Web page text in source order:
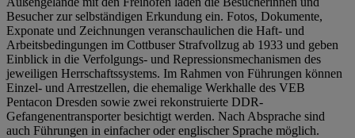
Besucher zur selbständigen Erkundung ein. Fotos, Dokumente,
Exponate und Zeichnungen veranschaulichen die Haft- und
Arbeitsbedingungen im Cottbuser Strafvollzug ab 1933 und geben
Einblick in die Verfolgungs- und Repressionsmechanismen des
jeweiligen Herrschaftssystems. Im Rahmen von Führungen können
Einzel- und Arrestzellen, die ehemalige Werkhalle des VEB
Pentacon Dresden sowie zwei rekonstruierte DDR-
Gefangenentransporter besichtigt werden. Nach Absprache sind
auch Führungen in einfacher oder englischer Sprache möglich.